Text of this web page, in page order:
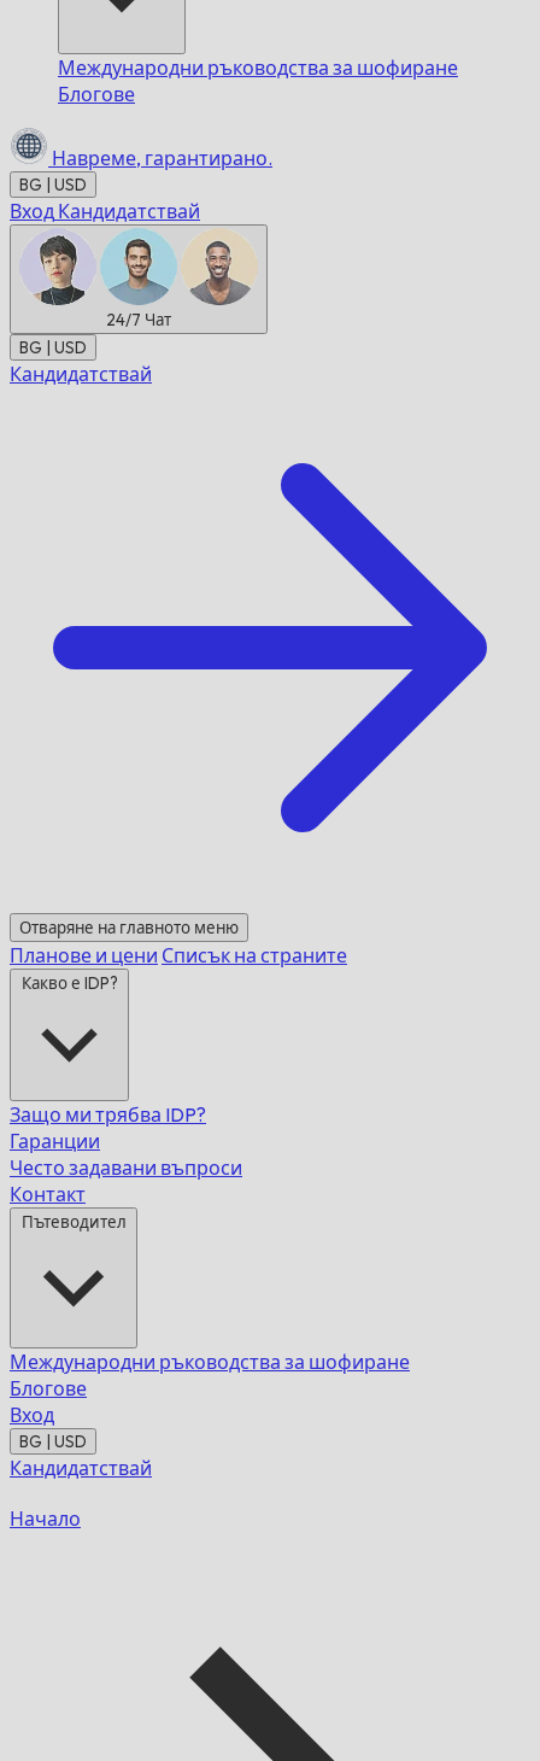
Международни ръководства за шофиране
Блогове
Навреме, гарантирано.
BG | USD
Вход Кандидатствай
24/7 Чат
BG | USD
Кандидатствай
Отваряне на главното меню
Планове и цени Списък на страните
Какво е IDP?
Защо ми трябва IDP?
Гаранции
Често задавани въпроси
Контакт
Пътеводител
Международни ръководства за шофиране
Блогове
Вход
BG | USD
Кандидатствай
Начало